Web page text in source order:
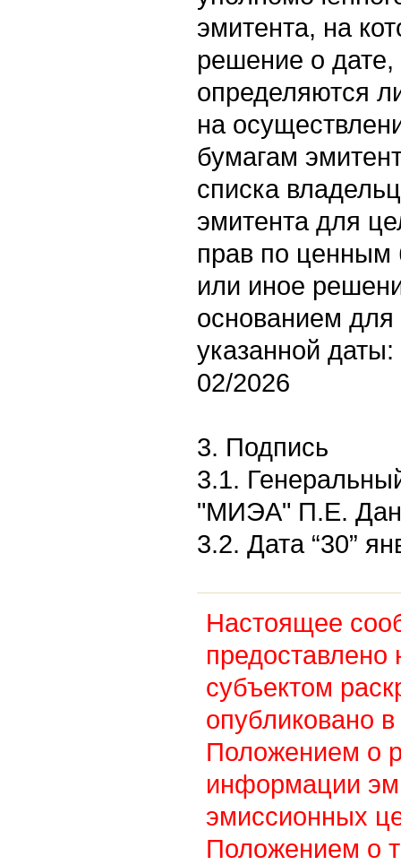
эмитента, на
решение о дате,
определяются
на
бумагам
списка
эмитента для
прав по ценным
или иное
основанием
указанной
02/2026
3. Подпись
3.1.
"МИЭА" П.Е.
3.2. Дата “30”
Настоящее
предоставлено
субъектом
опубликовано в
Положением о
информации
эмиссионных
Положением о